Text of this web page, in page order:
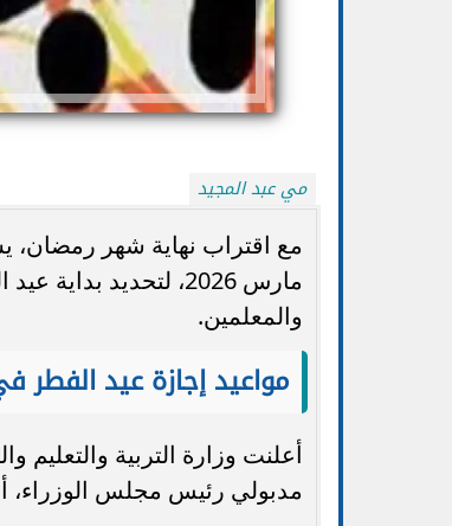
مي عبد المجيد
مارس 2026، لتحديد
والمعلمين.
مواعيد إجازة عيد الفطر
أعلنت وزارة التربية والتعليم
مدبولي رئيس مجلس الوزراء، أن
تنسيق الجامعات 2026.. التعليم تتيح تعديل